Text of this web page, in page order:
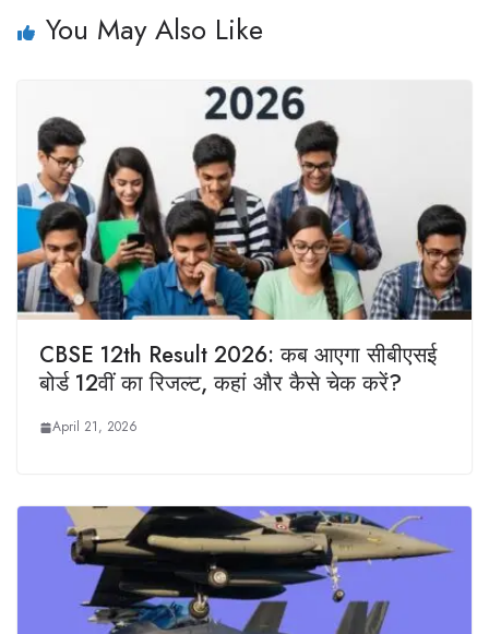
You May Also Like
CBSE 12th Result 2026: कब आएगा सीबीएसई
बोर्ड 12वीं का रिजल्ट, कहां और कैसे चेक करें?
April 21, 2026